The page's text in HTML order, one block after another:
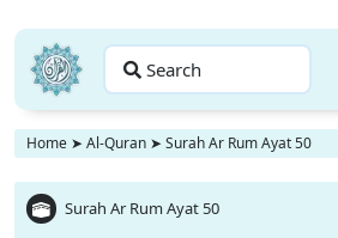
Search
Home ➤ Al-Quran ➤ Surah Ar Rum Ayat 50
Surah Ar Rum Ayat 50